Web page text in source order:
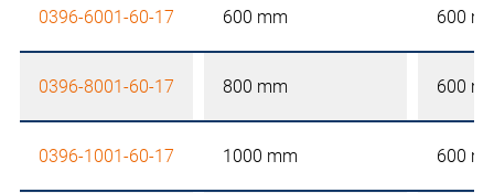
0396-6001-60-17 600 mm 600
0396-8001-60-17 800 mm 600
0396-1001-60-17 1000 mm 600